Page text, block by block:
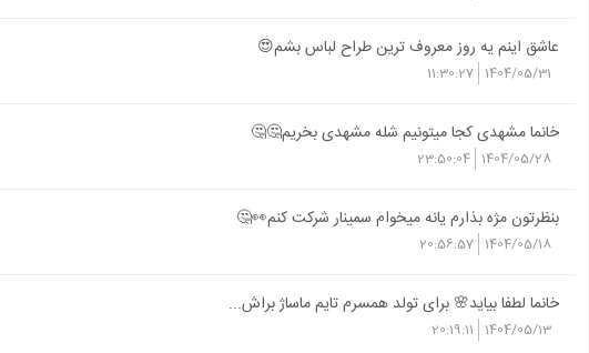
عاشق اینم یه روز معروف ترین طراح لباس بشم😍
1404/05/31
11:30:27
خانما مشهدی کجا میتونیم شله مشهدی بخریم🤔🤔
1404/05/28
23:50:04
بنظرتون مژه بذارم یانه میخوام سمینار شرکت کنم👀🤔
1404/05/18
20:56:57
خانما لطفا بیاید🌸 برای تولد همسرم تایم ماساژ براش...
1404/05/13
20:19:11